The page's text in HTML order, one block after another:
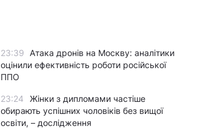
23:39
Атака дронів на Москву: аналітики
оцінили ефективність роботи російської
ППО
23:24
Жінки з дипломами частіше
обирають успішних чоловіків без вищої
освіти, – дослідження